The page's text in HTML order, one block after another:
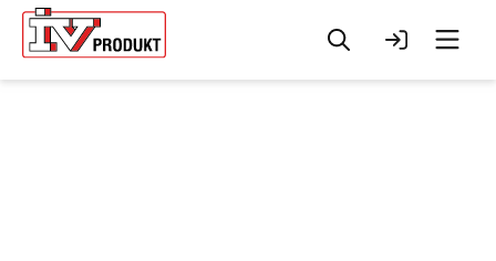
Sök Logga in